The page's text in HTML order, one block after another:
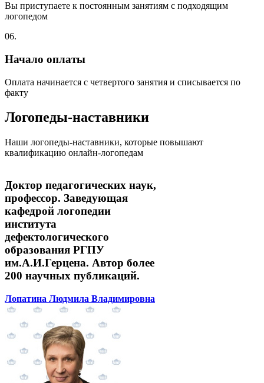
Вы приступаете к постоянным занятиям с подходящим
логопедом
06.
Начало оплаты
Оплата начинается с четвертого занятия и списывается по
факту
Логопеды-наставники
Наши логопеды-наставники, которые повышают
квалификацию онлайн-логопедам
Доктор педагогических наук,
профессор. Заведующая
кафедрой логопедии
института
дефектологического
образования РГПУ
им.А.И.Герцена. Автор более
200 научных публикаций.
Лопатина Людмила Владимировна